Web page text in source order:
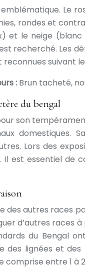
Le
rondes et
et le neige
recherché. Les
suivant
: Brun tacheté,
du bengal
son
Lors des
Il est essentiel de
des autres races
d’autres races
du Bengal
des lignées et
comprise entre 1